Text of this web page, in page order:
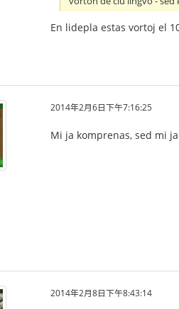
En lidepla estas vortoj el
2014年2月6日下午7:16:25
Mi ja komprenas, sed mi
2014年2月8日下午8:43:14